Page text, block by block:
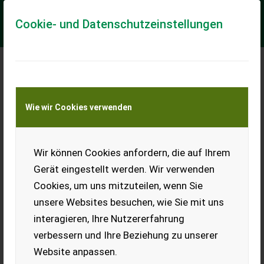
Cookie- und Datenschutzeinstellungen
Wie wir Cookies verwenden
Wir können Cookies anfordern, die auf Ihrem
Gerät eingestellt werden. Wir verwenden
Cookies, um uns mitzuteilen, wenn Sie
unsere Websites besuchen, wie Sie mit uns
interagieren, Ihre Nutzererfahrung
verbessern und Ihre Beziehung zu unserer
Website anpassen.
Meine Transportkostenanfrage
Transport von Land- und Baumaschinen –
KEINE Tiertransporte
Koralan Holzöl UV
Natur, 20 l
Verkaufen 20 l Kanister
Koralan Holzöl UV Natur
aufgrund Falschbestellung.
Neu und ungeöffnet.
Neupreis: € 380,-. Aktueller
Preis verhandelbar. Übergabe